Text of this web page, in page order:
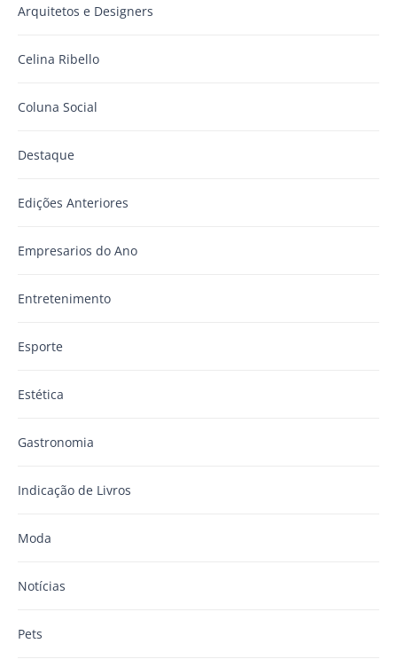
Arquitetos e Designers
Celina Ribello
Coluna Social
Destaque
Edições Anteriores
Empresarios do Ano
Entretenimento
Esporte
Estética
Gastronomia
Indicação de Livros
Moda
Notícias
Pets